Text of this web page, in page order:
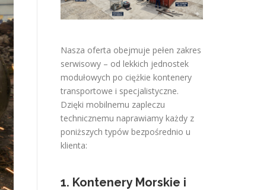
Nasza oferta obejmuje pełen zakres
serwisowy – od lekkich jednostek
modułowych po ciężkie kontenery
transportowe i specjalistyczne.
Dzięki mobilnemu zapleczu
technicznemu naprawiamy każdy z
poniższych typów bezpośrednio u
klienta:
1. Kontenery Morskie i